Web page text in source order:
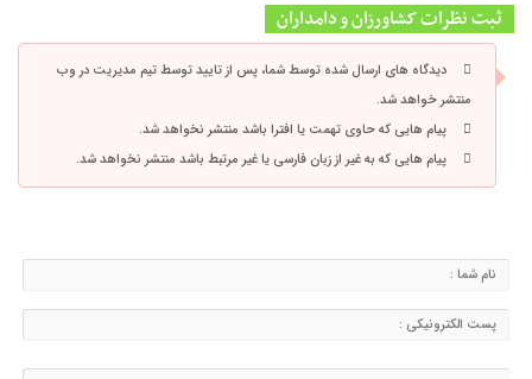
ثبت نظرات کشاورزان و دامداران
دیدگاه های ارسال شده توسط شما، پس از تایید توسط تیم مدیریت در وب
منتشر خواهد شد.
پیام هایی که حاوی تهمت یا افترا باشد منتشر نخواهد شد.
پیام هایی که به غیر از زبان فارسی یا غیر مرتبط باشد منتشر نخواهد شد.